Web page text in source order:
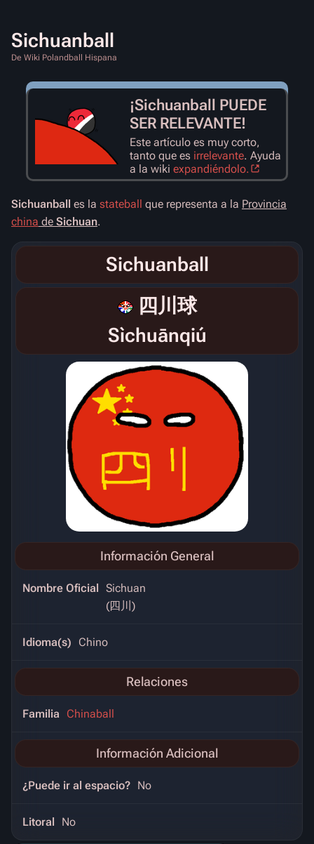
Sichuanball
De Wiki Polandball Hispana
¡Sichuanball PUEDE
SER RELEVANTE!
Este artículo es muy corto,
tanto que es irrelevante. Ayuda
a la wiki expandiéndolo.
Sichuanball es la stateball que representa a la Provincia
china de Sichuan.
Sichuanball
四川球
Sìchuānqiú
Información General
Nombre Oficial Sichuan
(四川)
Idioma(s) Chino
Relaciones
Familia Chinaball
Información Adicional
¿Puede ir al espacio? No
Litoral No